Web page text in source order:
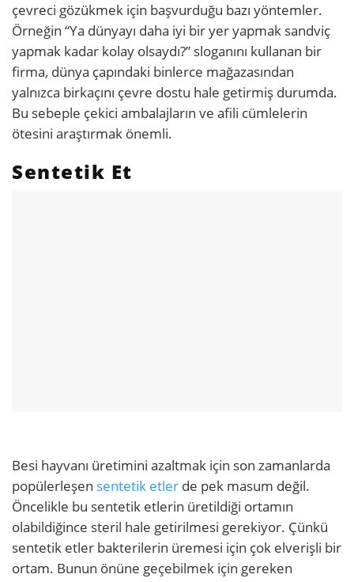
çevreci gözükmek için başvurduğu bazı yöntemler.
Örneğin “Ya dünyayı daha iyi bir yer yapmak sandviç
yapmak kadar kolay olsaydı?” sloganını kullanan bir
firma, dünya çapındaki binlerce mağazasından
yalnızca birkaçını çevre dostu hale getirmiş durumda.
Bu sebeple çekici ambalajların ve afili cümlelerin
ötesini araştırmak önemli.
Sentetik Et
Besi hayvanı üretimini azaltmak için son zamanlarda
popülerleşen sentetik etler de pek masum değil.
Öncelikle bu sentetik etlerin üretildiği ortamın
olabildiğince steril hale getirilmesi gerekiyor. Çünkü
sentetik etler bakterilerin üremesi için çok elverişli bir
ortam. Bunun önüne geçebilmek için gereken